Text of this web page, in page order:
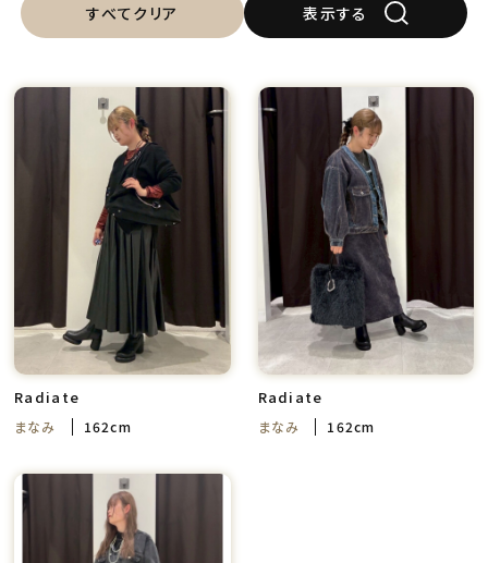
すべてクリア 表示する
Radiate
まなみ 162cm
Radiate
まなみ 162cm